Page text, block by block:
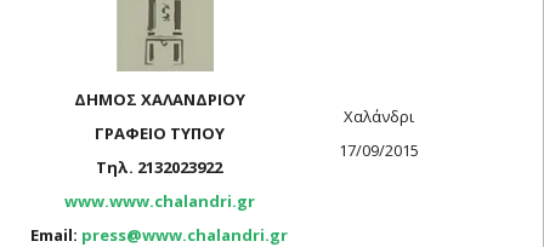
ΔΗΜΟΣ ΧΑΛΑΝΔΡΙΟΥ
ΓΡΑΦΕΙΟ ΤΥΠΟΥ
Τηλ. 2132023922
www.www.chalandri.gr
Email: press@www.chalandri.gr
Χαλάνδρι
17/09/2015